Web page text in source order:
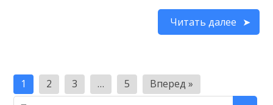
Читать далее
Пагинация
1 2 3 … 5 Вперед »